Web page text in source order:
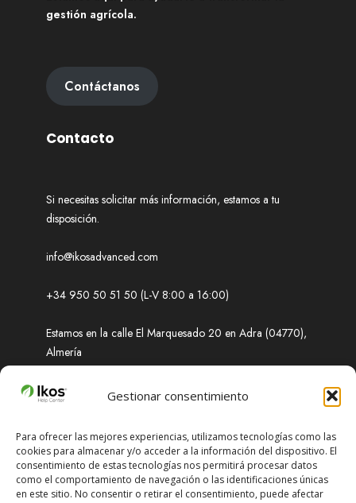
Gestionar consentimiento
Para ofrecer las mejores experiencias, utilizamos tecnologías como las
cookies para almacenar y/o acceder a la información del dispositivo. El
consentimiento de estas tecnologías nos permitirá procesar datos
como el comportamiento de navegación o las identificaciones únicas
en este sitio. No consentir o retirar el consentimiento, puede afectar
gestión agrícola.
Contáctanos
Contacto
Si necesitas solicitar más información, estamos a tu
disposición.
info@ikosadvanced.com
+34 950 50 51 50 (L-V 8:00 a 16:00)
Estamos en la calle El Marquesado 20 en Adra (04770),
Almería
Soporte
¿Necesitas ayuda? Obtenga soluciones rápidas a
cualquier problema que enfrente.